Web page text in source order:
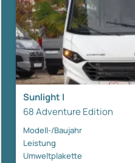
Sunlight I
68 Adventure Edition
Modell-/Baujahr
Leistung
Umweltplakette